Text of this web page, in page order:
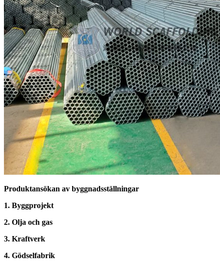
Produktansökan av byggnadsställningar
1. Byggprojekt
2. Olja och gas
3. Kraftverk
4. Gödselfabrik